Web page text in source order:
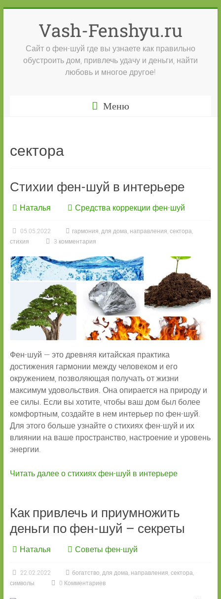
содержимомуVash-Fenshyu.ru
Сайт о фен-шуй где вы узнаете как правильно
обустроить дом, привлечь удачу и деньги, найти
любовь и многое другое!
Меню
сектора
Стихии фен-шуй в интерьере
Наталья Средства коррекции фен-шуй
05.05.2022 гармония, для дома, направления, сектора,
стихия
3 комментария
Фен-шуй — это древняя китайская практика
достижения гармонии между человеком и его
окружением, позволяющая получать от жизни
максимум удовольствия. Она опирается на природу и
ее силы. Если вы хотите, чтобы ваш дом был более
комфортным, создайте в нем интерьер по фен-шуй.
Для этого больше узнайте о стихиях фен-шуй и их
влиянии на ваше пространство, настроение и уровень
энергии.
Читать далее о стихиях фен-шуй в интерьере
Как привлечь и приумножить
деньги по фен-шуй – секреты
Наталья Советы фен-шуй
22.02.2022 богатство, для дома, направления, сектора,
символы
0 Комментариев